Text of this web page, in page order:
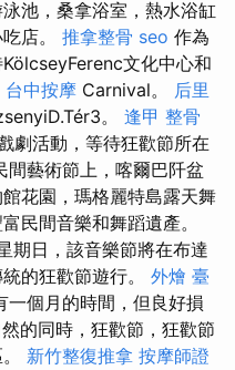
池，桑拿浴室，熱水浴缸​​
店。 推拿整骨 seo 作為
文化中心和
台中按摩 Carnival。 后里
。 逢甲 整骨
劇活動，等待狂歡節所在
藝術節上，喀爾巴阡盆
花園，瑪格麗特島露天舞
民間音樂和舞蹈遺產。
期日，該音樂節將在布達
的狂歡節遊行。 外燴 臺
一個月的時間，但良好損
的同時，狂歡節，狂歡節
新竹整復推拿 按摩師證